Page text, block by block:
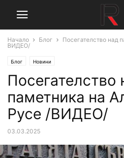
Начало Блог
Посегателство над
ВИДЕО/
Блог Новини
Посегателство
паметника на
Русе /ВИДЕО/
03.03.2025